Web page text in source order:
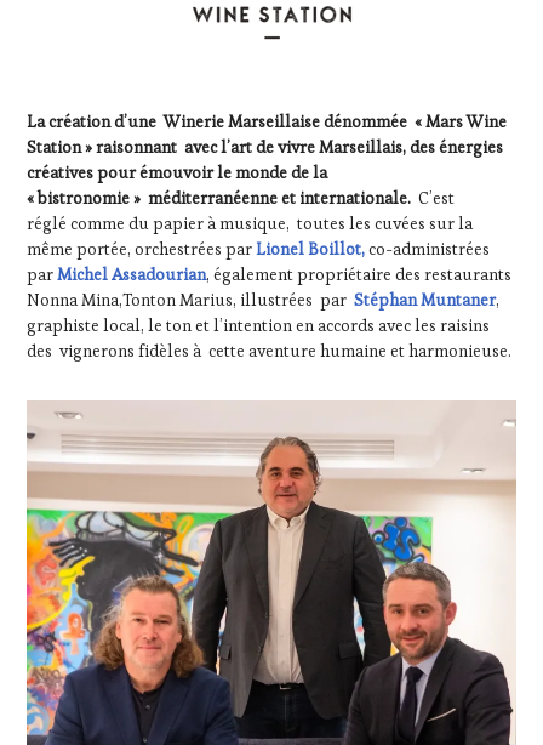
WINE
TASTING
VOUCHER
WINE
TOURISM
FAME ,
WINE
TOURISM
TOUR,
WINETASTINGVOUCHER.COM
La création d’une Winerie Marseillaise dénommée « Mars Wine
Station » raisonnant avec l’art de vivre Marseillais, des énergies
créatives pour émouvoir le monde de la
« bistronomie » méditerranéenne et internationale.C’est
réglé comme du papier à musique, toutes les cuvées sur la
même portée, orchestrées parLionel Boillot,co-administrées
parMichel Assadourian, également propriétaire des restaurants
Nonna Mina,Tonton Marius, illustrées parStéphan Muntaner,
graphiste local, le ton et l’intention en accords avec les raisins
des vignerons fidèles à cette aventure humaine et harmonieuse.